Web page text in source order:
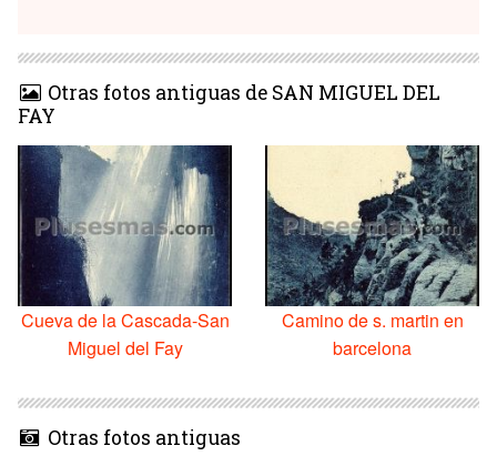
Otras fotos antiguas de SAN MIGUEL DEL
FAY
Cueva de la Cascada-San
Miguel del Fay
Camino de s. martin en
barcelona
Otras fotos antiguas